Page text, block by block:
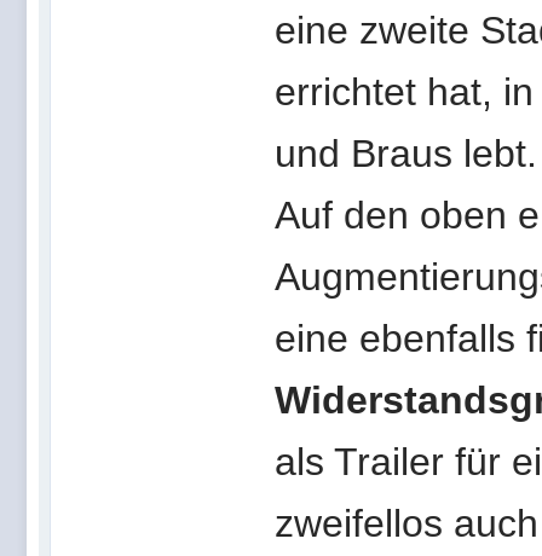
eine zweite
errichtet hat,
und Braus lebt.
Auf den oben
eine ebenfalls
als Trailer für
zweifellos